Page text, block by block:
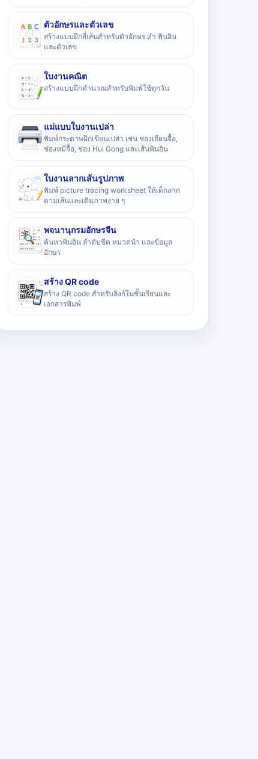
ตัวอักษรและตัวเลข
สร้างแบบฝึกสี่เส้นสำหรับตัวอักษร คำ พินอิน
และตัวเลข
ใบงานคณิต
สร้างแบบฝึกคำนวณสำหรับพิมพ์ใช้ทุกวัน
แม่แบบใบงานเปล่า
พิมพ์กระดาษฝึกเขียนเปล่า เช่น ช่องเถียนจื้อ,
ช่องหมี่จื้อ, ช่อง Hui Gong และเส้นพินอิน
ใบงานลากเส้นรูปภาพ
พิมพ์ picture tracing worksheet ให้เด็กลาก
ตามเส้นและเติมภาพง่าย ๆ
พจนานุกรมอักษรจีน
ค้นหาพินอิน ลำดับขีด หมวดนำ และข้อมูล
อักษร
สร้าง QR code
สร้าง QR code สำหรับลิงก์ในชั้นเรียนและ
เอกสารพิมพ์